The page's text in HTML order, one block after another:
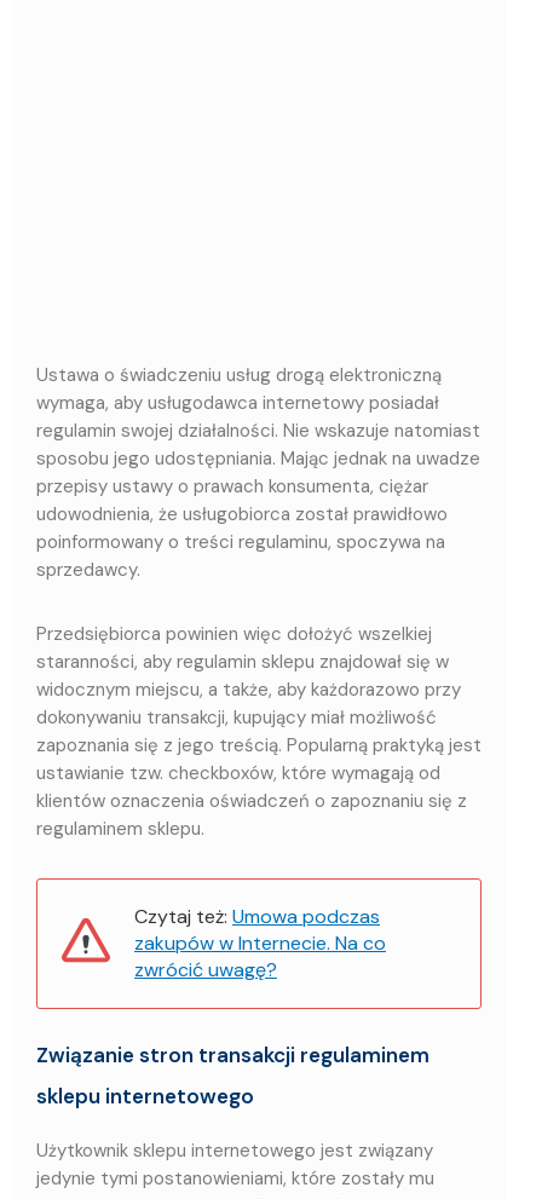
Ustawa o świadczeniu usług drogą elektroniczną
wymaga, aby usługodawca internetowy posiadał
regulamin swojej działalności. Nie wskazuje natomiast
sposobu jego udostępniania. Mając jednak na uwadze
przepisy ustawy o prawach konsumenta, ciężar
udowodnienia, że usługobiorca został prawidłowo
poinformowany o treści regulaminu, spoczywa na
sprzedawcy.
Przedsiębiorca powinien więc dołożyć wszelkiej
staranności, aby regulamin sklepu znajdował się w
widocznym miejscu, a także, aby każdorazowo przy
dokonywaniu transakcji, kupujący miał możliwość
zapoznania się z jego treścią. Popularną praktyką jest
ustawianie tzw. checkboxów, które wymagają od
klientów oznaczenia oświadczeń o zapoznaniu się z
regulaminem sklepu.
Czytaj też: Umowa podczas
zakupów w Internecie. Na co
zwrócić uwagę?
Związanie stron transakcji regulaminem
sklepu internetowego
Użytkownik sklepu internetowego jest związany
jedynie tymi postanowieniami, które zostały mu